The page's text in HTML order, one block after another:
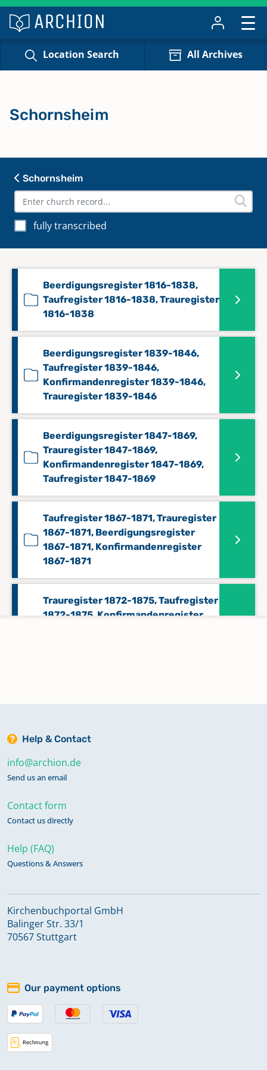
Location Search All Archives
Schornsheim
fully transcribed
Beerdigungsregister 1816-1838,
Taufregister 1816-1838, Trauregister
1816-1838
Beerdigungsregister 1839-1846,
Taufregister 1839-1846,
Konfirmandenregister 1839-1846,
Trauregister 1839-1846
Beerdigungsregister 1847-1869,
Trauregister 1847-1869,
Konfirmandenregister 1847-1869,
Taufregister 1847-1869
Taufregister 1867-1871, Trauregister
1867-1871, Beerdigungsregister
1867-1871, Konfirmandenregister
1867-1871
Trauregister 1872-1875, Taufregister
1872-1875, Konfirmandenregister
Schornsheim
Help & Contact
info@archion.de
Send us an email
Contact form
Contact us directly
Help (FAQ)
Questions & Answers
Kirchenbuchportal GmbH
Balinger Str. 33/1
70567 Stuttgart
Our payment options